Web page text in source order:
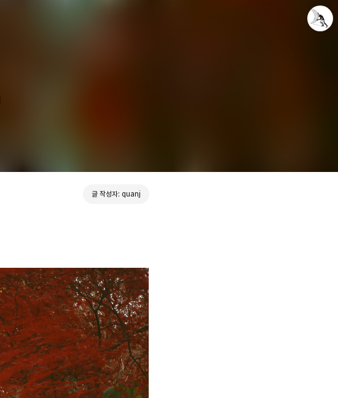
글 작성자: quanj